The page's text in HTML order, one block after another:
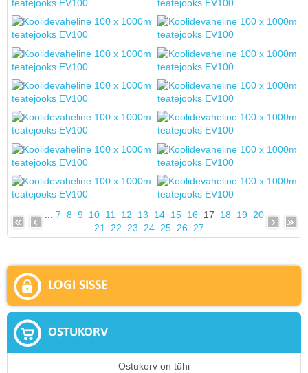
...7 8 9 10 11 12 13 14 15 16 17 18 19
20
21
22 23 24 25 26 27
LOGI SISSE
OSTUKORV
Ostukorv on tühi